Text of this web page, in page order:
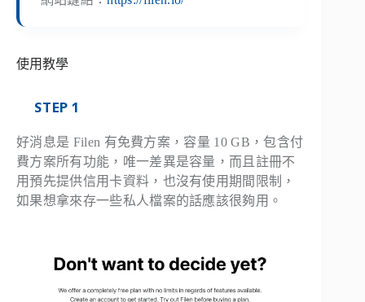
使用教學
STEP 1
好消息是 Filen 有免費方案，容量 10 GB，包含付
費方案所有功能，唯一差異是容量，而且註冊不
用預先提供信用卡資料，也沒有使用期間限制，
如果想拿來存一些私人檔案的話應該很夠用。